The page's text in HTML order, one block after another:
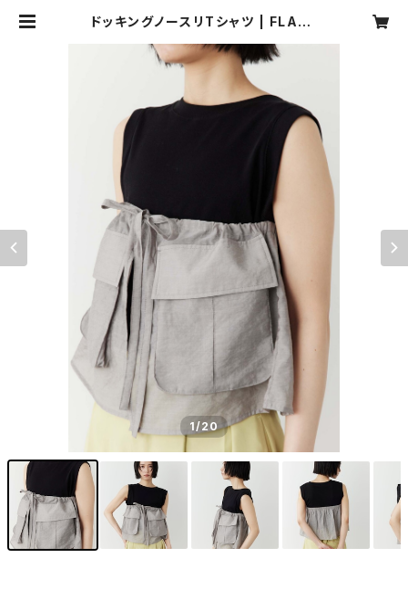
ドッキングノースリTシャツ | FLAVO
1/20